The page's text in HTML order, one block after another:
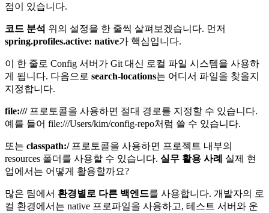
점이 있습니다.
코드 분석 위의 설정을 한 줄씩 살펴보겠습니다. 먼저
spring.profiles.active: native가 핵심입니다.
이 한 줄로 Config 서버가 Git 대신 로컬 파일 시스템을 사용하
게 됩니다. 다음으로 search-locations는 어디서 파일을 찾을지
지정합니다.
file:///프로토콜을 사용하면 절대 경로를 지정할 수 있습니다.
예를 들어 file:///Users/kim/config-repo처럼 쓸 수 있습니다.
또는 classpath:/프로토콜을 사용하면 프로젝트 내부의
resources 폴더를 사용할 수 있습니다. 실무 활용 사례
실제 현
업에서는 어떻게 활용할까요?
많은 팀에서 환경별로 다른 백엔드를 사용합니다. 개발자의 로
컬 환경에서는 native 프로파일을 사용하고, 테스트 서버와 운